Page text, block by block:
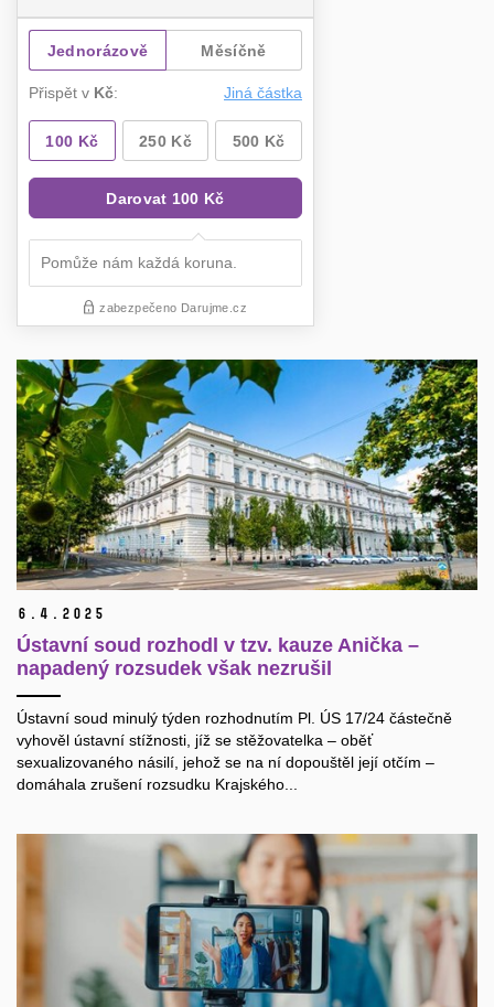
6. 4. 2025
Ústavní soud rozhodl v tzv. kauze Anička –
napadený rozsudek však nezrušil
Ústavní soud minulý týden rozhodnutím Pl. ÚS 17/24 částečně
vyhověl ústavní stížnosti, jíž se stěžovatelka – oběť
sexualizovaného násilí, jehož se na ní dopouštěl její otčím –
domáhala zrušení rozsudku Krajského...